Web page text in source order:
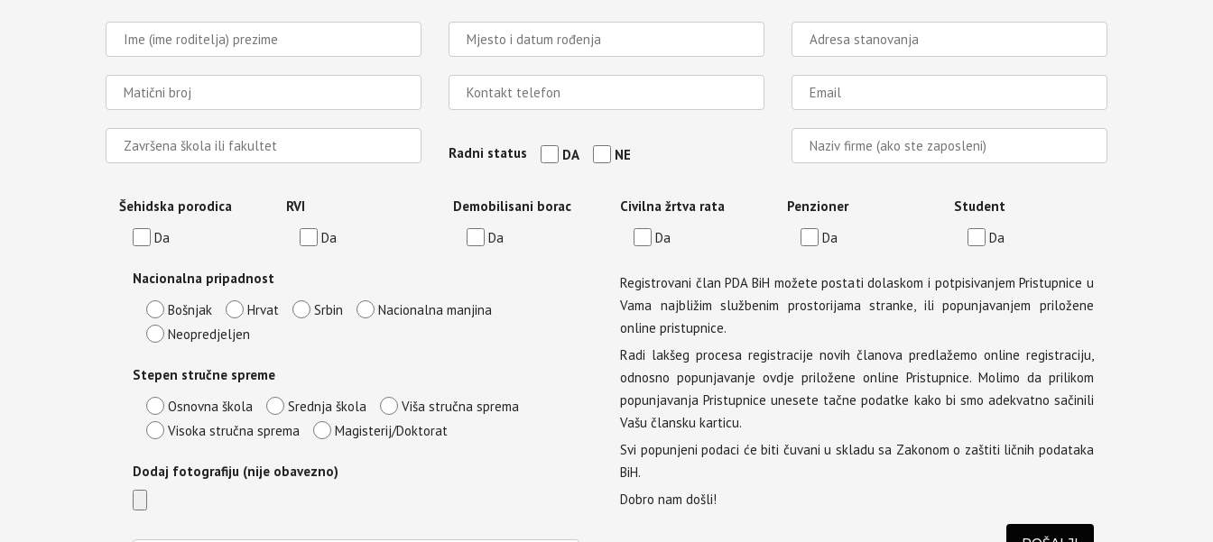
Radni status DA NE
Šehidska porodica
Da
RVI
Da
Demobilisani borac
Da
Civilna žrtva rata
Da
Penzioner
Da
Student
Da
Nacionalna pripadnost
Bošnjak
Hrvat Srbin
Nacionalna manjina
Neopredjeljen
Stepen stručne spreme
Osnovna škola
Srednja škola
Viša stručna sprema
Visoka stručna sprema
Magisterij/Doktorat
Dodaj fotografiju (nije obavezno)
Registrovani član PDA BiH možete postati dolaskom i potpisivanjem Pristupnice u
Vama najbližim službenim prostorijama stranke, ili popunjavanjem priložene
online pristupnice.
Radi lakšeg procesa registracije novih članova predlažemo online registraciju,
odnosno popunjavanje ovdje priložene online Pristupnice. Molimo da prilikom
popunjavanja Pristupnice unesete tačne podatke kako bi smo adekvatno sačinili
Vašu člansku karticu.
Svi popunjeni podaci će biti čuvani u skladu sa Zakonom o zaštiti ličnih podataka
BiH.
Dobro nam došli!